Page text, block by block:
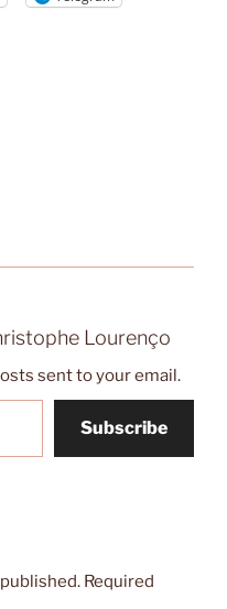
Lourenço
sent to your email.
Subscribe
Required